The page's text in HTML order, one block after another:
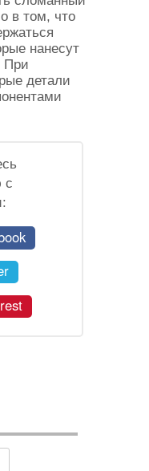
в том, что
нанесут
При
детали
с